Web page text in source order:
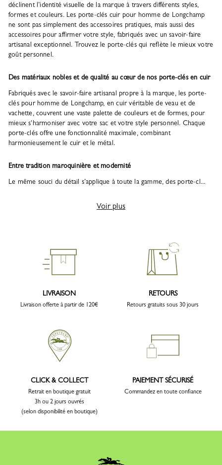
déclinent l’identité visuelle de la marque à travers différents styles,
formes et couleurs. Les porte-clés cuir pour homme de Longchamp
ne sont pas simplement des accessoires pratiques, mais aussi des
accessoires pour affirmer votre style, fabriqués avec un savoir-faire
artisanal exceptionnel. Trouvez le porte-clés qui reflète le mieux votre
goût personnel.
Des matériaux nobles et de qualité au cœur de nos porte-clés en cuir
Fabriqués avec le savoir-faire artisanal propre à la marque, les porte-
clés pour homme de Longchamp, en cuir véritable de veau et de
vachette, couvrent une vaste palette de couleurs et de formes, pour
mieux s'harmoniser avec votre sac et votre style personnel. Chaque
porte-clés offre une fonctionnalité maximale, combinant
harmonieusement le cuir et le métal.
Entre tradition maroquinière et modernité
Le même souci du détail s’applique à toute la gamme, des porte-cl...
Voir plus
LIVRAISON
Livraison offerte à partir de 120€
RETOURS
Retours gratuits sous 30 jours
CLICK & COLLECT
Retrait en boutique gratuit
3h ou 2 jours ouvrés
(selon disponibilité en boutique)
PAIEMENT SÉCURISÉ
Commandez en toute confiance